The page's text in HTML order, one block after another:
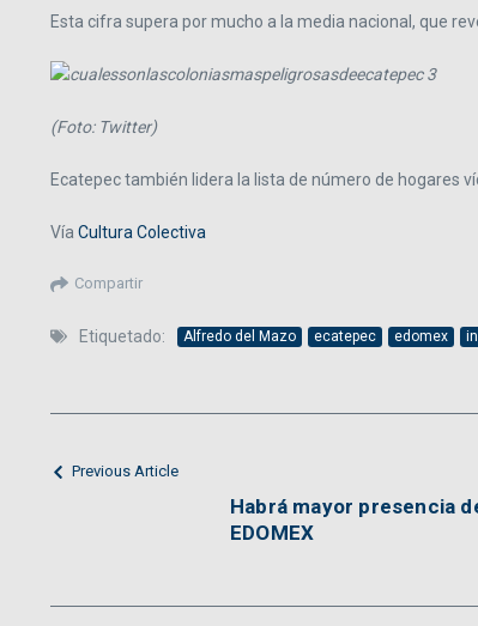
Esta cifra supera por mucho a la media nacional, que
(Foto: Twitter)
Ecatepec también lidera la lista de número de hogares
Vía Cultura Colectiva
Compartir
Etiquetado: Alfredo del Mazo ecatepec edomex
Previous Article
Habrá mayor presencia
EDOMEX